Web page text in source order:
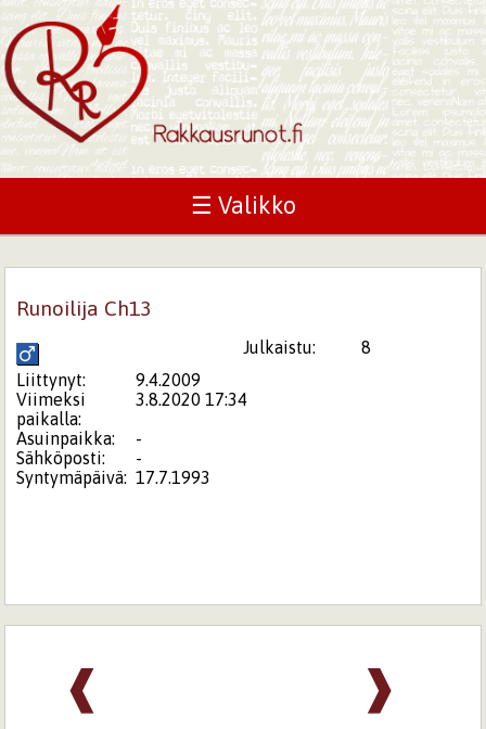
☰ Valikko
Runoilija Ch13
Julkaistu:
8
Liittynyt:
9.4.2009
Viimeksi
paikalla:
3.8.2020 17:34
Asuinpaikka:
-
Sähköposti:
-
Syntymäpäivä: 17.7.1993
❱
❰